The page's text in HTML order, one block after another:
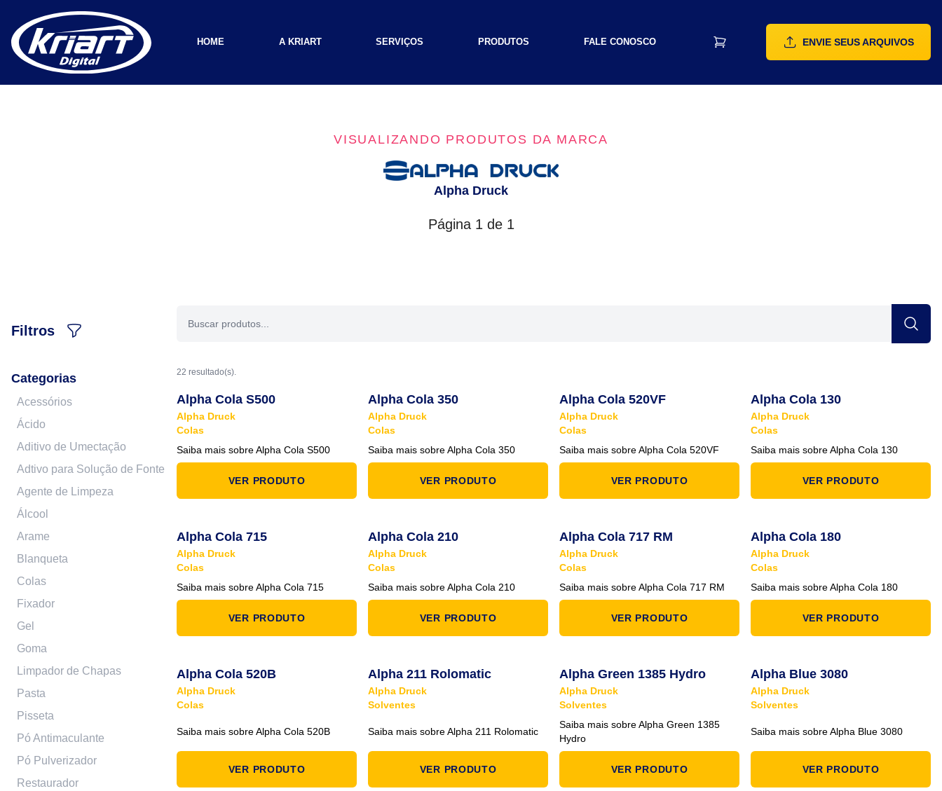
HOME A KRIART SERVIÇOS PRODUTOS FALE CONOSCO ENVIE SEUS ARQUIVOS
VISUALIZANDO PRODUTOS DA MARCA
Alpha Druck
Página 1 de 1
Filtros
Categorias
Acessórios
Ácido
Aditivo de Umectação
Adtivo para Solução de Fonte
Agente de Limpeza
Álcool
Arame
Blanqueta
Colas
Fixador
Gel
Goma
Limpador de Chapas
Pasta
Pisseta
Pó Antimaculante
Pó Pulverizador
Restaurador
22 resultado(s).
Alpha Cola S500
Alpha Druck
Colas
Saiba mais sobre Alpha Cola S500
VER PRODUTO
Alpha Cola 350
Alpha Druck
Colas
Saiba mais sobre Alpha Cola 350
VER PRODUTO
Alpha Cola 520VF
Alpha Druck
Colas
Saiba mais sobre Alpha Cola 520VF
VER PRODUTO
Alpha Cola 130
Alpha Druck
Colas
Saiba mais sobre Alpha Cola 130
VER PRODUTO
Alpha Cola 715
Alpha Druck
Colas
Saiba mais sobre Alpha Cola 715
VER PRODUTO
Alpha Cola 210
Alpha Druck
Colas
Saiba mais sobre Alpha Cola 210
VER PRODUTO
Alpha Cola 717 RM
Alpha Druck
Colas
Saiba mais sobre Alpha Cola 717 RM
VER PRODUTO
Alpha Cola 180
Alpha Druck
Colas
Saiba mais sobre Alpha Cola 180
VER PRODUTO
Alpha Cola 520B
Alpha Druck
Colas
Saiba mais sobre Alpha Cola 520B
VER PRODUTO
Alpha 211 Rolomatic
Alpha Druck
Solventes
Saiba mais sobre Alpha 211 Rolomatic
VER PRODUTO
Alpha Green 1385 Hydro
Alpha Druck
Solventes
Saiba mais sobre Alpha Green 1385
Hydro
VER PRODUTO
Alpha Blue 3080
Alpha Druck
Solventes
Saiba mais sobre Alpha Blue 3080
VER PRODUTO